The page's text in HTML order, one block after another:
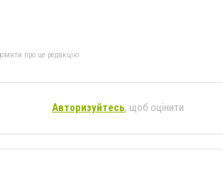
про це редакцію
Авторизуйтесь, щоб оцінити